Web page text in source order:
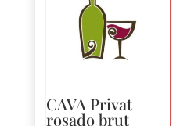
CAVA Privat
rosado brut